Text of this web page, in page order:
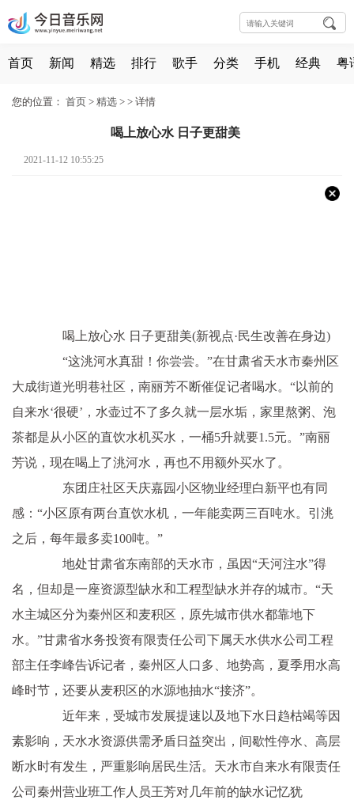
首页 新闻 精选 排行 歌手 分类 手机 经典 粤
您的位置： 首页 > 精选 > > 详情
喝上放心水 日子更甜美
2021-11-12 10:55:25
喝上放心水 日子更甜美(新视点·民生改善在身边)
“这洮河水真甜！你尝尝。”在甘肃省天水市秦州区
大成街道光明巷社区，南丽芳不断催促记者喝水。“以前的
自来水‘很硬’，水壶过不了多久就一层水垢，家里熬粥、泡
茶都是从小区的直饮水机买水，一桶5升就要1.5元。”南丽
芳说，现在喝上了洮河水，再也不用额外买水了。
东团庄社区天庆嘉园小区物业经理白新平也有同
感：“小区原有两台直饮水机，一年能卖两三百吨水。引洮
之后，每年最多卖100吨。”
地处甘肃省东南部的天水市，虽因“天河注水”得
名，但却是一座资源型缺水和工程型缺水并存的城市。“天
水主城区分为秦州区和麦积区，原先城市供水都靠地下
水。”甘肃省水务投资有限责任公司下属天水供水公司工程
部主任李峰告诉记者，秦州区人口多、地势高，夏季用水高
峰时节，还要从麦积区的水源地抽水“接济”。
近年来，受城市发展提速以及地下水日趋枯竭等因
素影响，天水水资源供需矛盾日益突出，间歇性停水、高层
断水时有发生，严重影响居民生活。天水市自来水有限责任
公司秦州营业班工作人员王芳对几年前的缺水记忆犹